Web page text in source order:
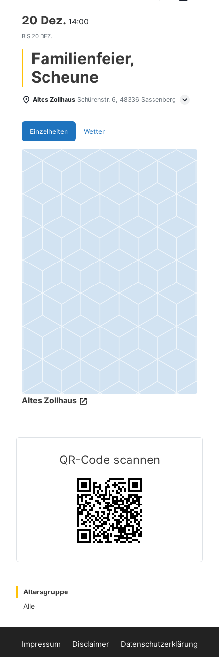
20 Dez. 14:00
BIS 20 DEZ.
Familienfeier,
Scheune
Altes Zollhaus Schürenstr. 6, 48336 Sassenberg
Einzelheiten Wetter
Altes Zollhaus
QR-Code scannen
Altersgruppe
Alle
Impressum Disclaimer Datenschutzerklärung